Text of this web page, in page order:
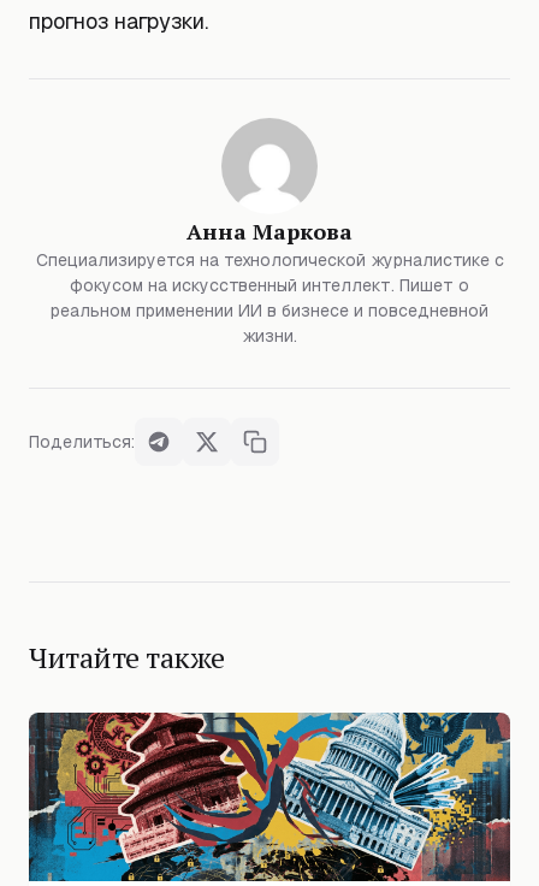
прогноз нагрузки.
Анна Маркова
Специализируется на технологической журналистике с
фокусом на искусственный интеллект. Пишет о
реальном применении ИИ в бизнесе и повседневной
жизни.
Поделиться:
Читайте также